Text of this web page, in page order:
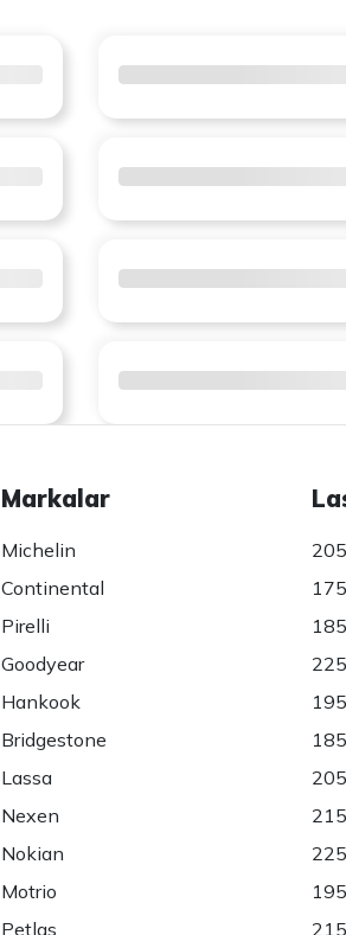
Markalar
Michelin
Continental
Pirelli
Goodyear
Hankook
Bridgestone
Lassa
Nexen
Nokian
Motrio
Petlas